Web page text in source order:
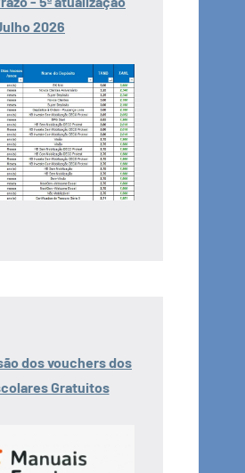
2026
dos vouchers dos
Gratuitos